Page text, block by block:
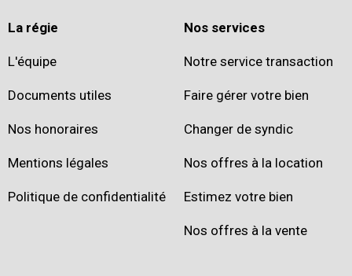
La régie
L'équipe
Documents utiles
Nos honoraires
Mentions légales
Politique de confidentialité
Nos services
Notre service transaction
Faire gérer votre bien
Changer de syndic
Nos offres à la location
Estimez votre bien
Nos offres à la vente